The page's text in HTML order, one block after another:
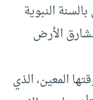
النبوية
الأرض
المعين، الذي